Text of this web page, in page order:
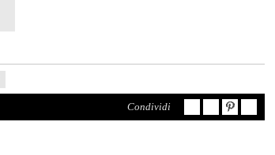
Condividi